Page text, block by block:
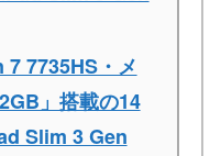
7 7735HS・メ
」搭載の14
Slim 3 Gen